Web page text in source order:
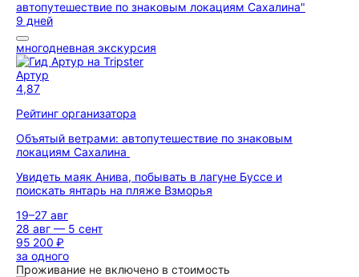
9 дней
многодневная экскурсия
Артур
4,87
Рейтинг организатора
Объятый ветрами: автопутешествие по знаковым
локациям Сахалина
Увидеть маяк Анива, побывать в лагуне Буссе и
поискать янтарь на пляже Взморья
19–27 авг
28 авг — 5 сент
95 200 ₽
за одного
Проживание не включено в стоимость